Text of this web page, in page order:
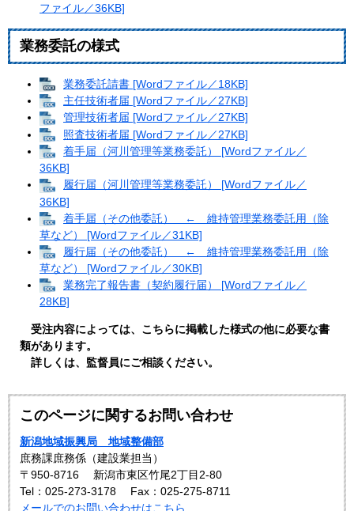
ファイル／36KB]
業務委託の様式
業務委託請書 [Wordファイル／18KB]
主任技術者届 [Wordファイル／27KB]
管理技術者届 [Wordファイル／27KB]
照査技術者届 [Wordファイル／27KB]
着手届（河川管理等業務委託） [Wordファイル／
36KB]
履行届（河川管理等業務委託） [Wordファイル／
36KB]
着手届（その他委託） ← 維持管理業務委託用（除
草など） [Wordファイル／31KB]
履行届（その他委託） ← 維持管理業務委託用（除
草など） [Wordファイル／30KB]
業務完了報告書（契約履行届） [Wordファイル／
28KB]
受注内容によっては、こちらに掲載した様式の他に必要な書
類があります。
詳しくは、監督員にご相談ください。
このページに関するお問い合わせ
新潟地域振興局 地域整備部
庶務課庶務係（建設業担当）
〒950-8716
新潟市東区竹尾2丁目2-80
Tel：025-273-3178
Fax：025-275-8711
メールでのお問い合わせはこちら